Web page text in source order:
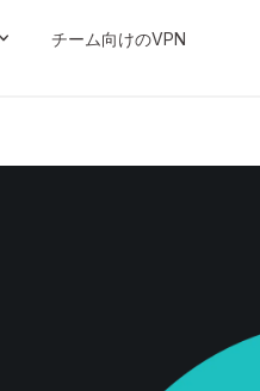
チーム向けのVPN